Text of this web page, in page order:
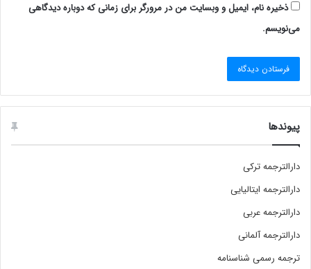
ذخیره نام، ایمیل و وبسایت من در مرورگر برای زمانی که دوباره دیدگاهی
می‌نویسم.
پیوندها
دارالترجمه ترکی
دارالترجمه ایتالیایی
دارالترجمه عربی
دارالترجمه آلمانی
ترجمه رسمی شناسنامه